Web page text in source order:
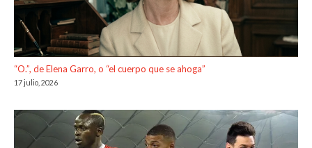
“O.”, de Elena Garro, o “el cuerpo que se ahoga”
17 julio, 2026